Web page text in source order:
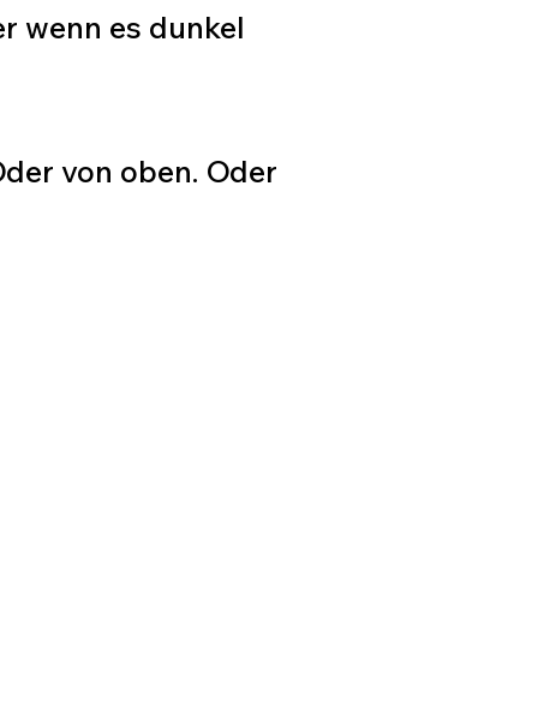
wenn es dunkel
von oben. Oder